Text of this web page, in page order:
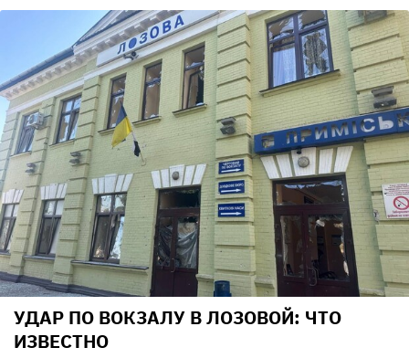
УДАР ПО ВОКЗАЛУ В ЛОЗОВОЙ: ЧТО
ИЗВЕСТНО